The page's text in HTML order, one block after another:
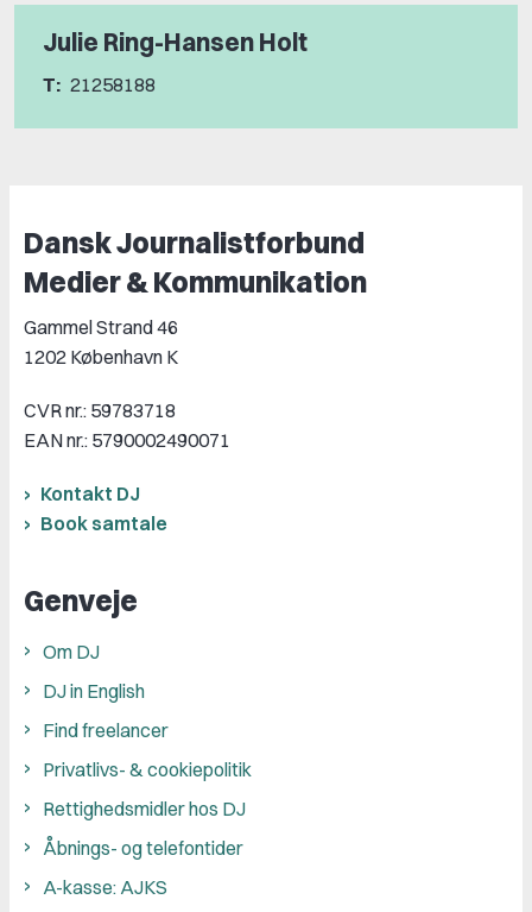
Julie Ring-Hansen Holt
T: 21258188
Dansk Journalistforbund
Medier & Kommunikation
Gammel Strand 46
1202 København K
CVR nr.: 59783718
EAN nr.: 5790002490071
Kontakt DJ
Book samtale
Genveje
Om DJ
DJ in English
Find freelancer
Privatlivs- & cookiepolitik
Rettighedsmidler hos DJ
Åbnings- og telefontider
A-kasse: AJKS